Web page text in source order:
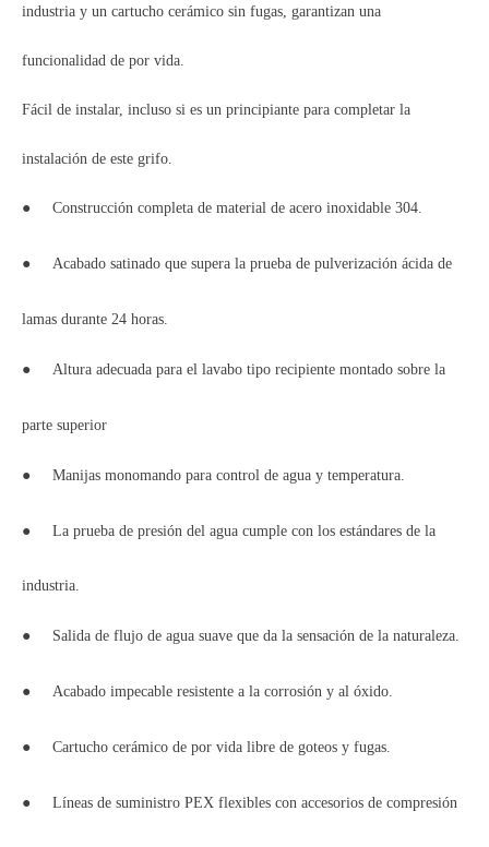
industria y un cartucho cerámico sin fugas, garantizan una
funcionalidad de por vida.
Fácil de instalar, incluso si es un principiante para completar la
instalación de este grifo.
● Construcción completa de material de acero inoxidable 304.
● Acabado satinado que supera la prueba de pulverización ácida de
lamas durante 24 horas.
● Altura adecuada para el lavabo tipo recipiente montado sobre la
parte superior
● Manijas monomando para control de agua y temperatura.
● La prueba de presión del agua cumple con los estándares de la
industria.
● Salida de flujo de agua suave que da la sensación de la naturaleza.
● Acabado impecable resistente a la corrosión y al óxido.
● Cartucho cerámico de por vida libre de goteos y fugas.
● Líneas de suministro PEX flexibles con accesorios de compresión